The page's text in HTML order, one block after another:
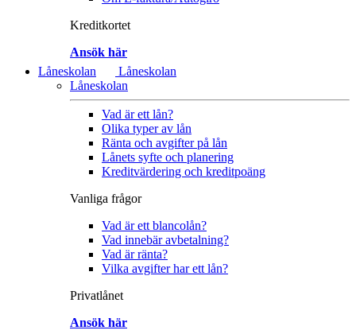
Kreditkortet
Ansök här
Låneskolan
Låneskolan
Låneskolan
Vad är ett lån?
Olika typer av lån
Ränta och avgifter på lån
Lånets syfte och planering
Kreditvärdering och kreditpoäng
Vanliga frågor
Vad är ett blancolån?
Vad innebär avbetalning?
Vad är ränta?
Vilka avgifter har ett lån?
Privatlånet
Ansök här